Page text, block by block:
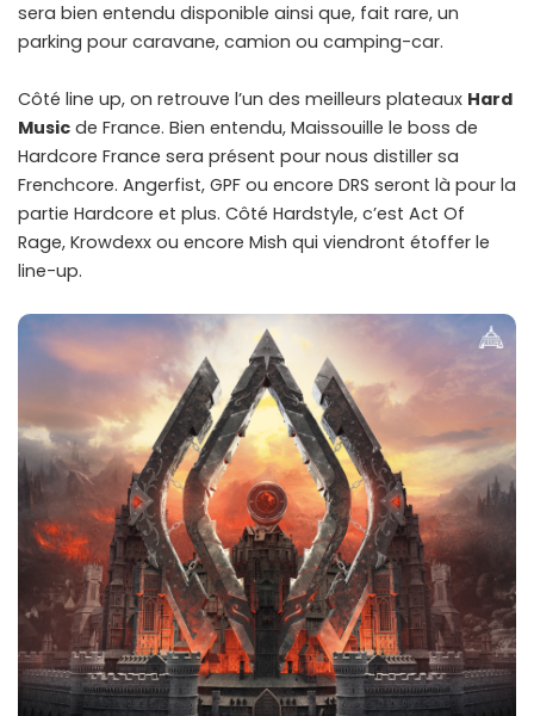
sera bien entendu disponible ainsi que, fait rare, un
parking pour caravane, camion ou camping-car.
Côté line up, on retrouve l’un des meilleurs plateaux Hard
Music de France. Bien entendu, Maissouille le boss de
Hardcore France sera présent pour nous distiller sa
Frenchcore. Angerfist, GPF ou encore DRS seront là pour la
partie Hardcore et plus. Côté Hardstyle, c’est Act Of
Rage, Krowdexx ou encore Mish qui viendront étoffer le
line-up.